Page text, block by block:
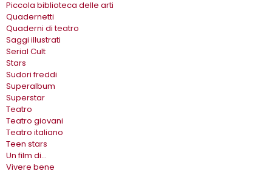
Piccola biblioteca delle arti
Quadernetti
Quaderni di teatro
Saggi illustrati
Serial Cult
Stars
Sudori freddi
Superalbum
Superstar
Teatro
Teatro giovani
Teatro italiano
Teen stars
Un film di…
Vivere bene